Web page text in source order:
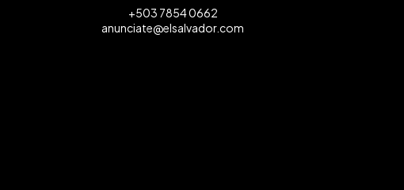
+503 7854 0662
anunciate@elsalvador.com